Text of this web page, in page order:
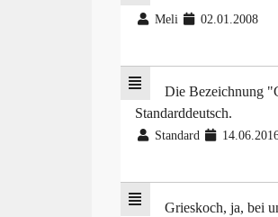
Meli 02.01.2008
Die Bezeichnung
Standarddeutsch.
Standard
Grieskoch, ja, bei